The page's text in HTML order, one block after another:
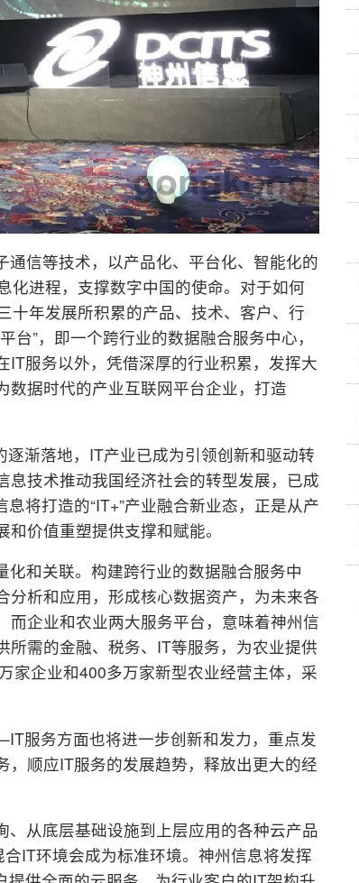
信等技术，以产品化、平台化、智能化的
化进程，支撑数字中国的使命。对于如何
十年发展所积累的产品、技术、客户、行
”，即一个跨行业的数据融合服务中心，
服务以外，凭借深厚的行业积累，发挥大
据时代的产业互联网平台企业，打造
逐渐落地，IT产业已成为引领创新和驱动转
技术推动我国经济社会的转型发展，已成
将打造的“IT+”产业融合新业态，正是从产
价值重塑提供支撑和赋能。
和关联。构建跨行业的数据融合服务中
析和应用，形成核心数据资产，为未来各
企业和农业两大服务平台，意味着神州信
需的金融、税务、IT等服务，为农业提供
家企业和400多万家新型农业经营主体，采
服务方面也将进一步创新和发力，重点发
顺应IT服务的发展趋势，释放出更大的经
从底层基础设施到上层应用的各种云产品
IT环境会成为标准环境。神州信息将发挥